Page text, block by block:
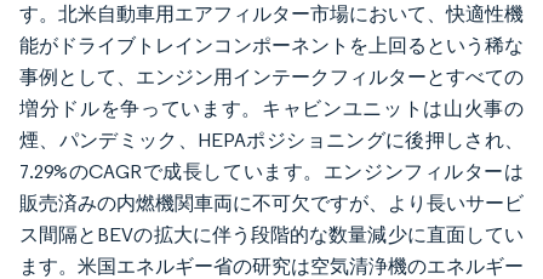
す。北米自動車用エアフィルター市場において、快適性機
能がドライブトレインコンポーネントを上回るという稀な
事例として、エンジン用インテークフィルターとすべての
増分ドルを争っています。キャビンユニットは山火事の
煙、パンデミック、HEPAポジショニングに後押しされ、
7.29%のCAGRで成長しています。エンジンフィルターは
販売済みの内燃機関車両に不可欠ですが、より長いサービ
ス間隔とBEVの拡大に伴う段階的な数量減少に直面してい
ます。米国エネルギー省の研究は空気清浄機のエネルギー